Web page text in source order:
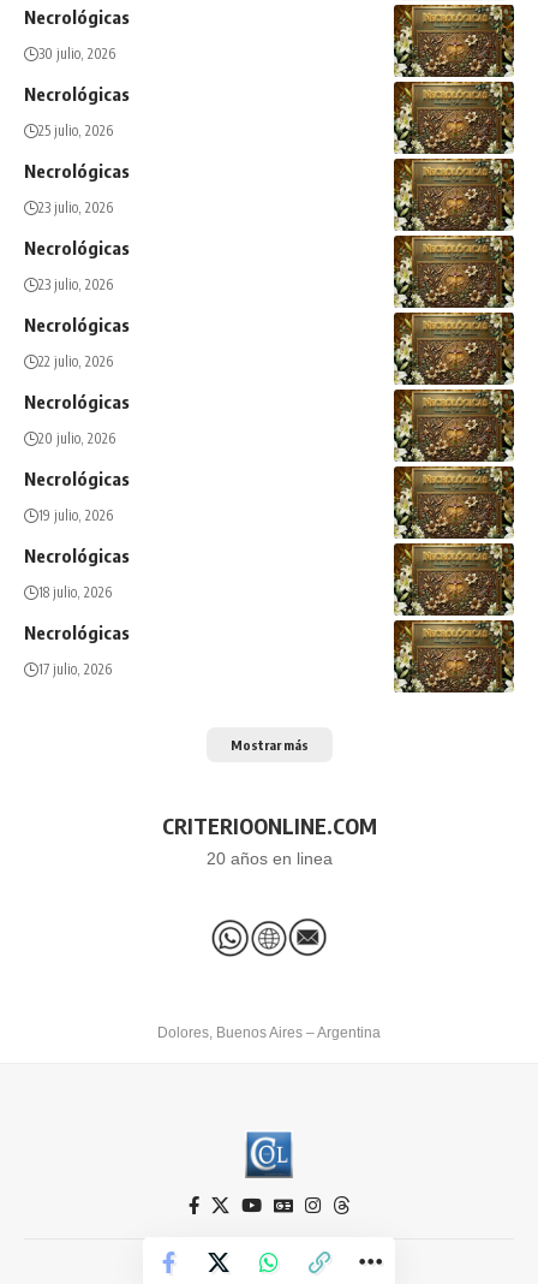
Necrológicas
30 julio, 2026
Necrológicas
25 julio, 2026
Necrológicas
23 julio, 2026
Necrológicas
23 julio, 2026
Necrológicas
22 julio, 2026
Necrológicas
20 julio, 2026
Necrológicas
19 julio, 2026
Necrológicas
18 julio, 2026
Necrológicas
17 julio, 2026
Mostrar más
CRITERIOONLINE.COM
20 años en linea
Dolores, Buenos Aires – Argentina
Criterio Online © 2026